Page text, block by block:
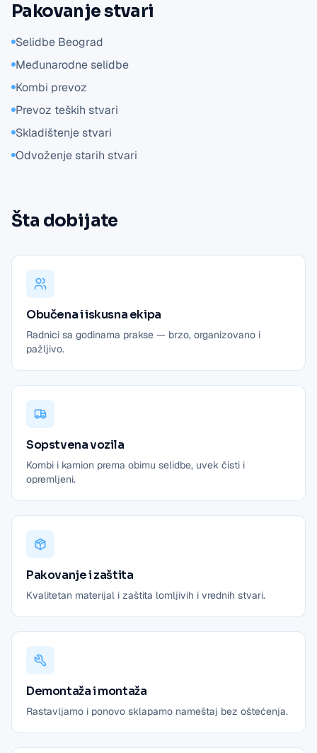
Pakovanje stvari
Selidbe Beograd
Međunarodne selidbe
Kombi prevoz
Prevoz teških stvari
Skladištenje stvari
Odvoženje starih stvari
Šta dobijate
Obučena i iskusna ekipa
Radnici sa godinama prakse — brzo, organizovano i
pažljivo.
Sopstvena vozila
Kombi i kamion prema obimu selidbe, uvek čisti i
opremljeni.
Pakovanje i zaštita
Kvalitetan materijal i zaštita lomljivih i vrednih stvari.
Demontaža i montaža
Rastavljamo i ponovo sklapamo nameštaj bez oštećenja.